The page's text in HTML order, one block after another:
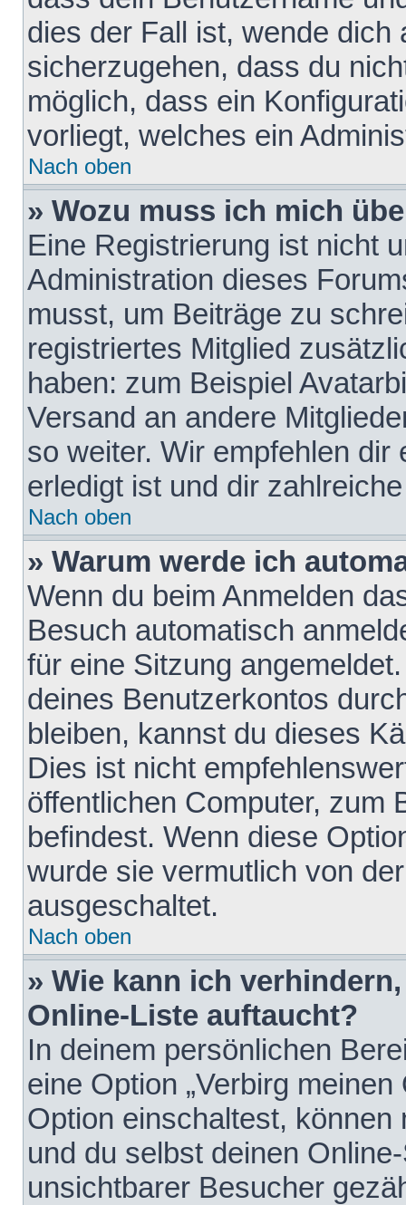
dies der Fall ist, wende dich
sicherzugehen, dass du
möglich, dass ein
vorliegt, welches ein
Nach oben
» Wozu muss ich mich
Eine Registrierung ist nicht
Administration dieses
musst, um Beiträge zu
registriertes Mitglied
haben: zum Beispiel
Versand an andere
so weiter. Wir empfehlen
erledigt ist und dir
Nach oben
» Warum werde ich
Wenn du beim Anmelden
Besuch automatisch
für eine Sitzung
deines Benutzerkontos
bleiben, kannst du dieses
Dies ist nicht
öffentlichen Computer, zum
befindest. Wenn diese
wurde sie vermutlich von
ausgeschaltet.
Nach oben
» Wie kann ich
Online-Liste auftaucht?
In deinem persönlichen
eine Option „Verbirg
Option einschaltest,
und du selbst deinen
unsichtbarer Besucher